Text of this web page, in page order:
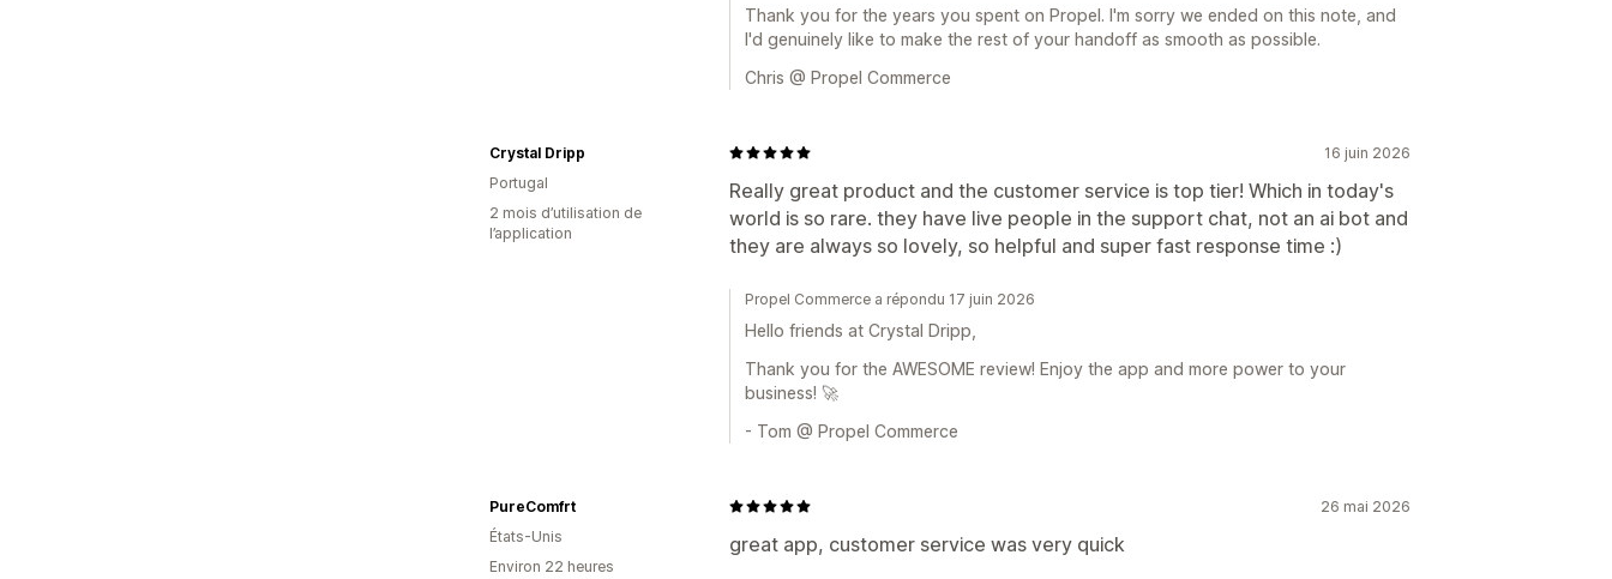
Thank you for the years you spent on Propel. I'm sorry we ended on this note, and
I'd genuinely like to make the rest of your handoff as smooth as possible.
Chris @ Propel Commerce
16 juin 2026
Really great product and the customer service is top tier! Which in today's
world is so rare. they have live people in the support chat, not an ai bot and
they are always so lovely, so helpful and super fast response time :)
Crystal Dripp
Portugal
2 mois d’utilisation de
l’application
Propel Commerce a répondu 17 juin 2026
Hello friends at Crystal Dripp,
Thank you for the AWESOME review! Enjoy the app and more power to your
business! 🚀
- Tom @ Propel Commerce
26 mai 2026
great app, customer service was very quick
PureComfrt
États-Unis
Environ 22 heures